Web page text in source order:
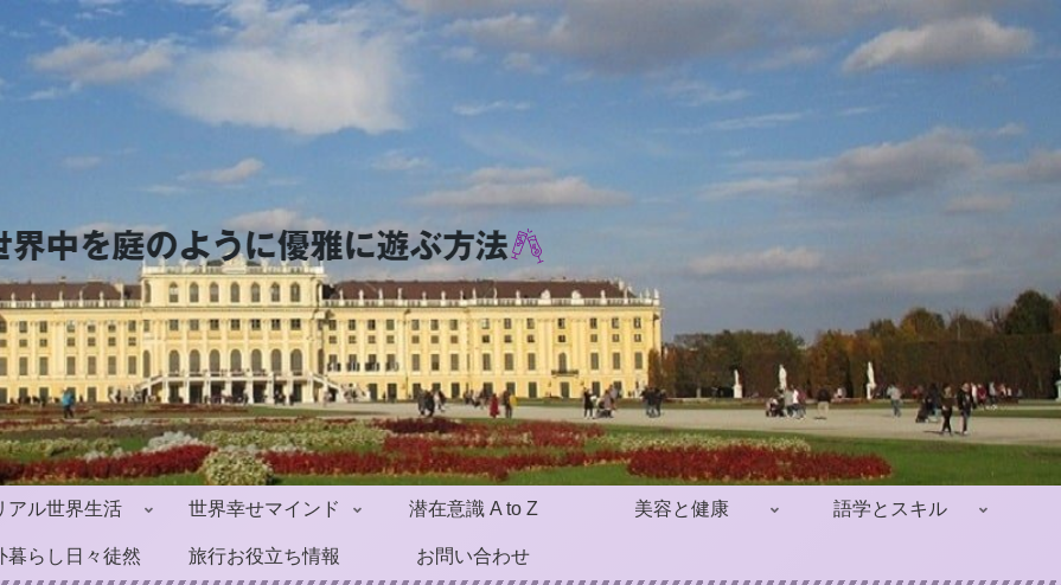
アル世界生活 世界幸せマインド 潜在意識 A to Z 美容と健康 語学とスキル
暮らし日々徒然 旅行お役立ち情報 お問い合わせ